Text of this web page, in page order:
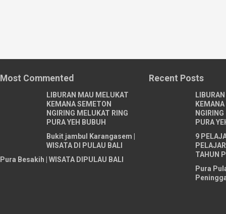
Most Commented
LIBURAN MAU MELUKAT
KEMANA SEMETON
NGIRING MELUKAT RING
PURA YEH BUBUH
Bukit jambul Karangasem |
WISATA DI PULAU BALI
Pura Besakih | WISATA DIPULAU BALI
Recent Posts
PURA
9
TAHUN
Pura